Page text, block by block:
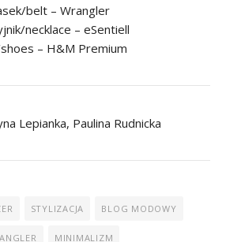
belt – Wrangler
necklace – eSentiell
– H&M Premium
Lepianka, Paulina Rudnicka
STYLIZACJA BLOG MODOWY
MINIMALIZM